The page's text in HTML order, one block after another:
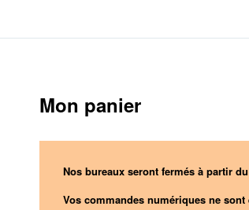
Mon panier
Nos bureaux seront fermés à partir
Vos commandes numériques ne